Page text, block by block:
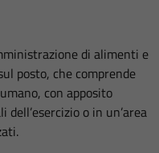
di alimenti e
posto, che comprende
con apposito
o in un’area